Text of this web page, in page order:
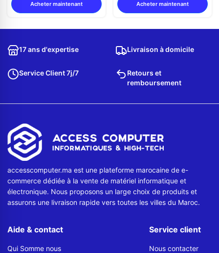
Acheter maintenant Acheter maintenant
17 ans d'expertise Livraison à domicile
Service Client 7j/7
Retours et
remboursement
accesscomputer.ma est une plateforme marocaine de e-
commerce dédiée à la vente de matériel informatique et
électronique. Nous proposons un large choix de produits et
assurons une livraison rapide vers toutes les villes du Maroc.
Aide & contact
Qui Somme nous
Service client
Nous contacter